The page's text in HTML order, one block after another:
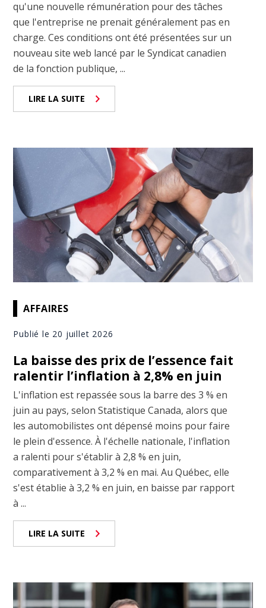
qu'une nouvelle rémunération pour des tâches
que l'entreprise ne prenait généralement pas en
charge. Ces conditions ont été présentées sur un
nouveau site web lancé par le Syndicat canadien
de la fonction publique, ...
LIRE LA SUITE
AFFAIRES
Publié le 20 juillet 2026
La baisse des prix de l’essence fait
ralentir l’inflation à 2,8% en juin
L'inflation est repassée sous la barre des 3 % en
juin au pays, selon Statistique Canada, alors que
les automobilistes ont dépensé moins pour faire
le plein d'essence. À l'échelle nationale, l'inflation
a ralenti pour s'établir à 2,8 % en juin,
comparativement à 3,2 % en mai. Au Québec, elle
s'est établie à 3,2 % en juin, en baisse par rapport
à ...
LIRE LA SUITE